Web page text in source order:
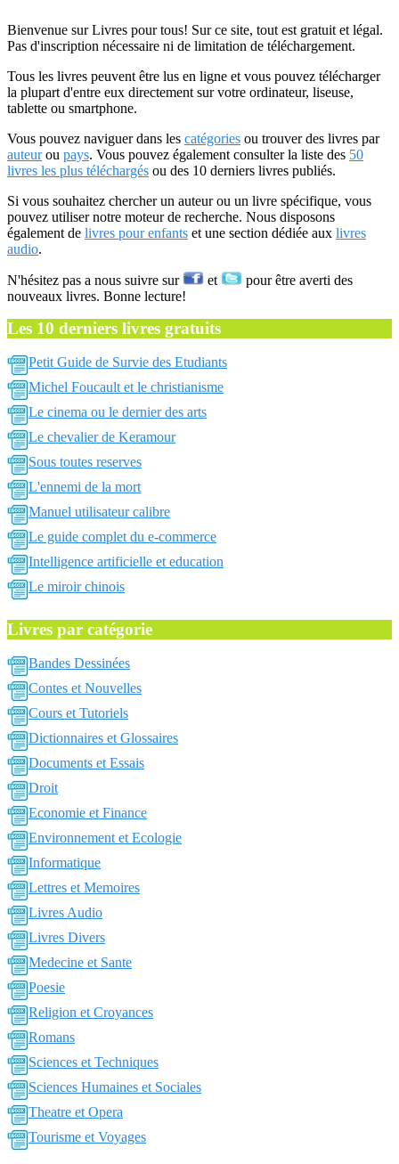
Bienvenue sur Livres pour tous! Sur ce site, tout est gratuit et légal.
Pas d'inscription nécessaire ni de limitation de téléchargement.
Tous les livres peuvent être lus en ligne et vous pouvez télécharger
la plupart d'entre eux directement sur votre ordinateur, liseuse,
tablette ou smartphone.
Vous pouvez naviguer dans les catégories ou trouver des livres par
auteurou pays. Vous pouvez également consulter la liste des 50
livres les plus téléchargés ou des 10 derniers livres publiés.
Si vous souhaitez chercher un auteur ou un livre spécifique, vous
pouvez utiliser notre moteur de recherche. Nous disposons
également de livres pour enfants et une section dédiée aux livres
audio.
N'hésitez pas a nous suivre sur et
pour être averti des
nouveaux livres. Bonne lecture!
Les 10 derniers livres gratuits
Petit Guide de Survie des Etudiants
Michel Foucault et le christianisme
Le cinema ou le dernier des arts
Le chevalier de Keramour
Sous toutes reserves
L'ennemi de la mort
Manuel utilisateur calibre
Le guide complet du e-commerce
Intelligence artificielle et education
Le miroir chinois
Livres par catégorie
Bandes Dessinées
Contes et Nouvelles
Cours et Tutoriels
Dictionnaires et Glossaires
Documents et Essais
Droit
Economie et Finance
Environnement et Ecologie
Informatique
Lettres et Memoires
Livres Audio
Livres Divers
Medecine et Sante
Poesie
Religion et Croyances
Romans
Sciences et Techniques
Sciences Humaines et Sociales
Theatre et Opera
Tourisme et Voyages